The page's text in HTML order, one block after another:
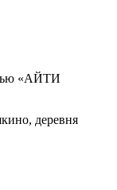
«АЙТИ
деревня